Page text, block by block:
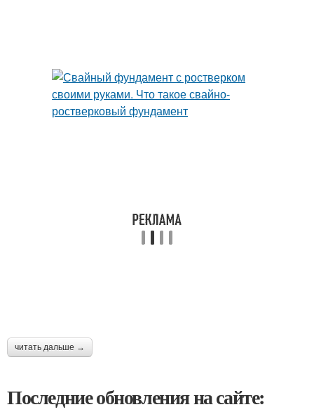
читать дальше →
Последние обновления на сайте: